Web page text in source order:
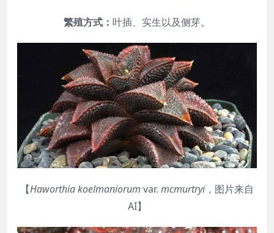
繁殖方式： 叶插、实生以及侧芽。
【Haworthiakoelmaniorum var. mcmurtryi， 图片来自
AI】